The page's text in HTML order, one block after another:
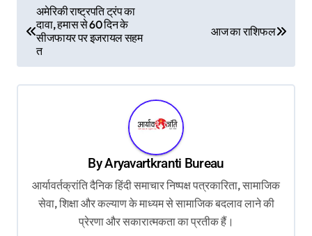
अमेरिकी राष्ट्रपति ट्रंप का
दावा, हमास से 60 दिन के
सीजफायर पर इजरायल सहम
त
आज का राशिफल
ByAryavartkranti Bureau
आर्यावर्तक्रांति दैनिक हिंदी समाचार निष्पक्ष पत्रकारिता, सामाजिक
सेवा, शिक्षा और कल्याण के माध्यम से सामाजिक बदलाव लाने की
प्रेरणा और सकारात्मकता का प्रतीक हैं।